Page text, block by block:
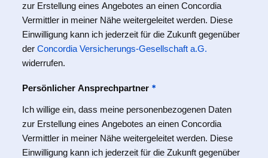
zur Erstellung eines Angebotes an einen Concordia
Vermittler in meiner Nähe weitergeleitet werden. Diese
Einwilligung kann ich jederzeit für die Zukunft gegenüber
der Concordia Versicherungs-Gesellschaft a.G.
widerrufen.
Persönlicher Ansprechpartner *
Ich willige ein, dass meine personenbezogenen Daten
zur Erstellung eines Angebotes an einen Concordia
Vermittler in meiner Nähe weitergeleitet werden. Diese
Einwilligung kann ich jederzeit für die Zukunft gegenüber